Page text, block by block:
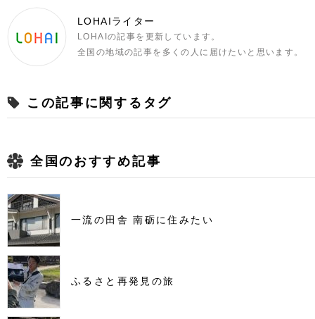
LOHAIライター
LOHAIの記事を更新しています。
全国の地域の記事を多くの人に届けたいと思います。
この記事に関するタグ
全国のおすすめ記事
一流の田舎 南砺に住みたい
ふるさと再発見の旅